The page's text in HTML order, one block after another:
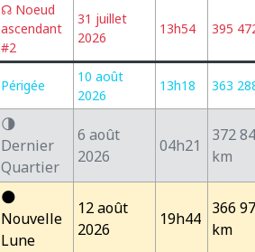
☊ Noeud
ascendant
#2
31 juillet
2026
13h54 395
Périgée
10 août
2026
13h18 363
🌗
Dernier
Quartier
6 août
2026
04h21
372
km
🌑
Nouvelle
Lune
12 août
2026
19h44
366
km